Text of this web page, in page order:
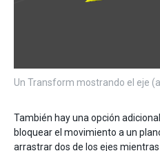
Un Transform mostrando el eje
También hay una opción
bloquear el movimiento a un
arrastrar dos de los ejes